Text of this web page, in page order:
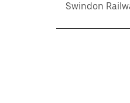
Swindon